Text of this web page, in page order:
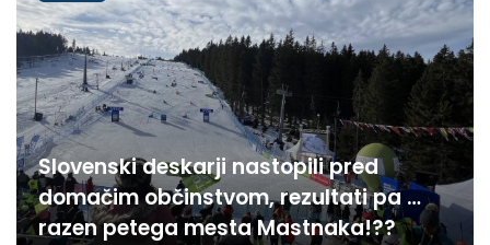
Slovenski deskarji nastopili pred
domačim občinstvom, rezultati pa …
razen petega mesta Mastnaka!??